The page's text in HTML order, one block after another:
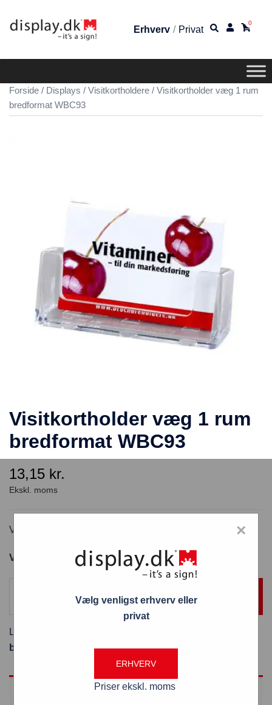
Erhverv / Privat
0
Forside / Displays / Visitkortholdere / Visitkortholder væg 1 rum
bredformat WBC93
Visitkortholder væg 1 rum
bredformat WBC93
13,15 kr.
Visitkortholder 1 rum, væg
Varenummer: WBC93
TILFØJ TIL KURV
Levering:
bestilling inden kl. 13:00
Pris pr. stk
Vælg venligst erhverv eller
privat
ERHVERV
Priser ekskl. moms
×